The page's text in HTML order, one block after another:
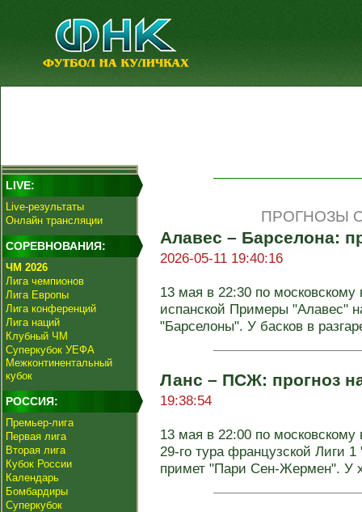
LIVE:
Live-результаты
Онлайн трансляции
СОРЕВНОВАНИЯ:
ЧМ 2026
Лига чемпионов
Лига Европы
Лига конференций
Лига наций
Клубный ЧМ
Суперкубок УЕФА
Межконтинентальный
кубок
РОССИЯ:
Премьер-лига
Первая лига
Вторая лига
Кубок России
Календарь
Бомбардиры
Суперкубок
ПРОГНОЗЫ
Алавес – Барселона:
2026-05-11 19:40:16
13 мая в 22:30 по московскому
испанской Примеры "Алавес"
"Барселоны". У басков в
Ланс – ПСЖ: прогноз
19:38:54
13 мая в 22:00 по
29-го тура французской Лиги
примет "Пари Сен-Жермен". У